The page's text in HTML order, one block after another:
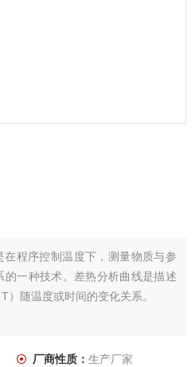
在程序控制温度下，测量物质与参
的一种技术。差热分析曲线是描述
随温度或时间的变化关系。
厂商性质： 生产厂家